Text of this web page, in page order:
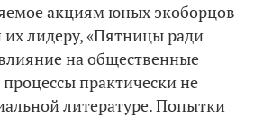
акциям юных экоборцов
их лидеру, «Пятницы ради
на общественные
практически не
литературе. Попытки